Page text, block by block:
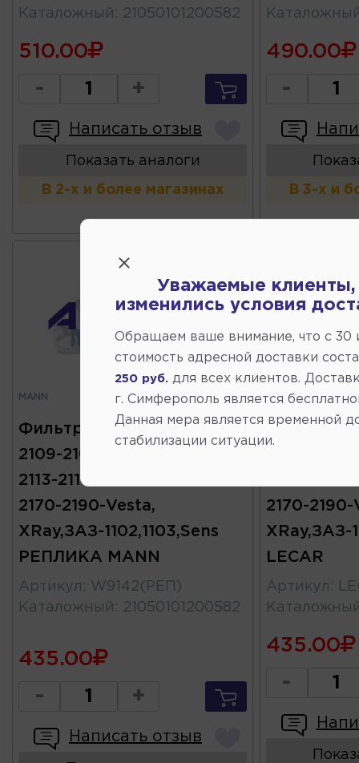
Каталожный : 21050101200582
510.00
- +
Написать отзыв
Показать аналоги
В 2-х и более магазинах
490.00
-
В 3-х и
MANN В наличии
Фильтр масла ВАЗ-2108-
2109-21099-2110-2111-2112-
2113-2114-2115-1117-1118-1119-
2170-2190-Vesta,
XRay,ЗАЗ-1102,1103,Sens
РЕПЛИКА MANN
Артикул : W9142(РЕП)
Каталожный : 21050101200582
435.00
- +
Написать отзыв
LECAR
Фильтр
2170-2190-
XRay,ЗАЗ-
LECAR
Артикул :
435.00
-
Уважаемые клиенты,
изменились условия
Обращаем ваше внимание, что c 30
стоимость адресной доставки
250 руб. для всех клиентов.
г. Симферополь является
Данная мера является временной
стабилизации ситуации.